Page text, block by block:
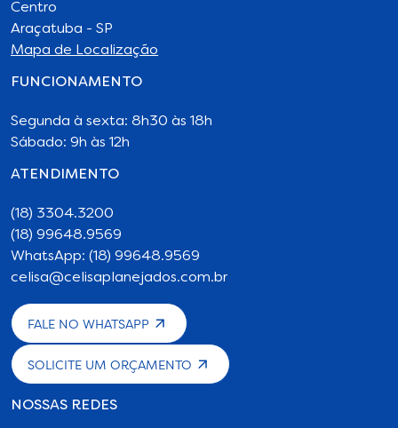
Centro
Araçatuba - SP
Mapa de Localização
FUNCIONAMENTO
Segunda à sexta: 8h30 às 18h
Sábado: 9h às 12h
ATENDIMENTO
(18) 3304.3200
(18) 99648.9569
WhatsApp: (18) 99648.9569
celisa@celisaplanejados.com.br
FALE NO WHATSAPP
SOLICITE UM ORÇAMENTO
NOSSAS REDES